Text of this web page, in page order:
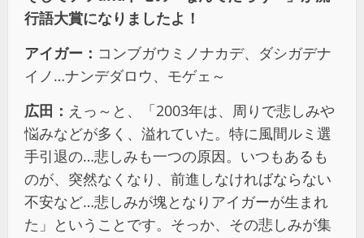
行語大賞になりましたよ！
アイガー： コンブガウミノナカデ、ダシガデナ
イノ…ナンデダロウ、モゲェ～
広田： えっ～と、「2003年は、周りで悲しみや
悩みなどが多く、溢れていた。特に風間ルミ選
手引退の…悲しみも一つの原因。いつもあるも
のが、突然なくなり、前進しなければならない
不安など…悲しみが塊となりアイガーが生まれ
た」ということです。そっか、その悲しみが集